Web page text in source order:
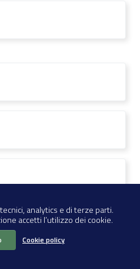
analytics e di terze parti.
accetti l’utilizzo dei cookie.
Cookie policy